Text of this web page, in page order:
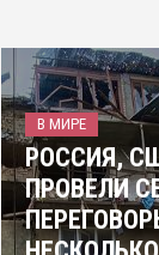
В МИРЕ
РОССИЯ,
ПРОВЕЛИ